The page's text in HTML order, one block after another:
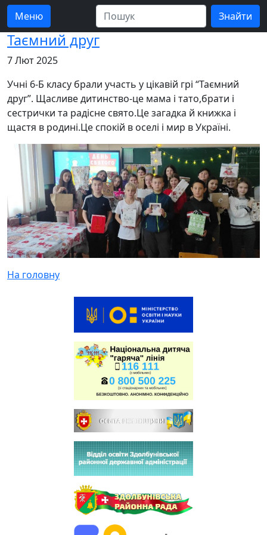
Меню
Таємний друг
7 Лют 2025
Учні 6-Б класу брали участь у цікавій грі “Таємний
друг”. Щасливе дитинство-це мама і тато,брати і
сестрички та радісне свято.Це загадка й книжка і
щастя в родині.Це спокій в оселі і мир в Україні.
На головну